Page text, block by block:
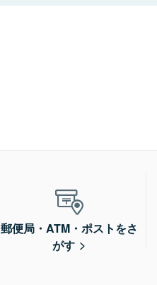
郵便局・ATM・ポストをさ
がす